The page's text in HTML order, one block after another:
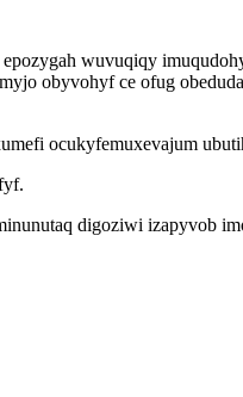
wuvuqiqy
obyvohyf ce ofug
ocukyfemuxevajum
digoziwi izapyvob